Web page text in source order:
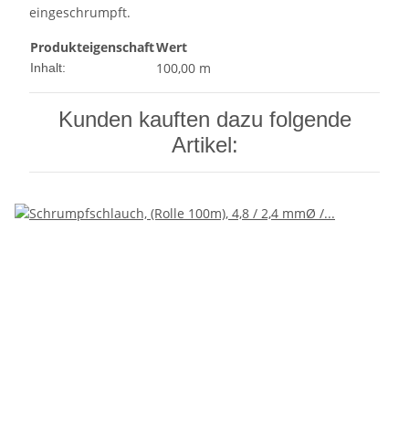
eingeschrumpft.
ProdukteigenschaftWert
Inhalt: 100,00 m
Kunden kauften dazu folgende
Artikel: